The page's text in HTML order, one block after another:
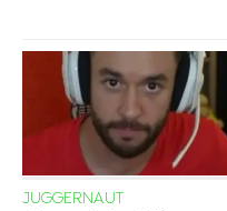
JUGGERNAUT